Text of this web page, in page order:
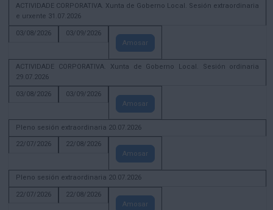
ACTIVIDADE CORPORATIVA. Xunta de Goberno Local. Sesión extraordinaria
e urxente 31.07.2026
03/08/2026
03/09/2026
Amosar
ACTIVIDADE CORPORATIVA. Xunta de Goberno Local. Sesión ordinaria
29.07.2026
03/08/2026
03/09/2026
Amosar
Pleno sesión extraordinaria 20.07.2026
22/07/2026
22/08/2026
Amosar
Pleno sesión extraordinaria 20.07.2026
22/07/2026
22/08/2026
Amosar